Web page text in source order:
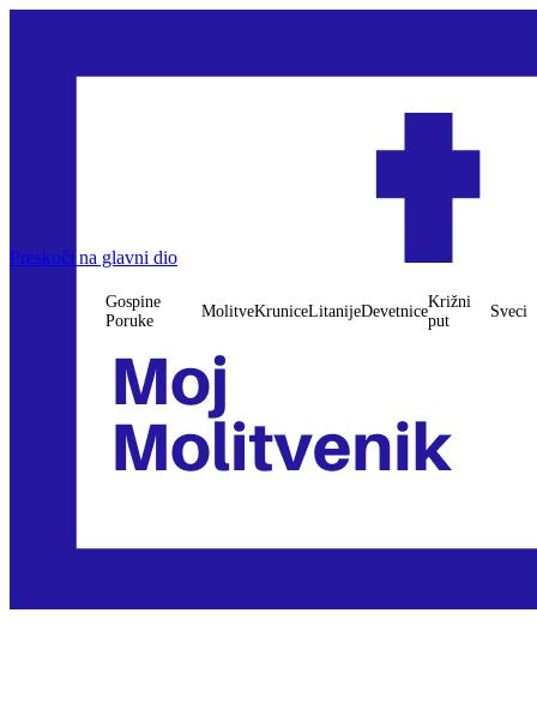
Preskoči na glavni dio
Gospine
Poruke
MolitveKruniceLitanijeDevetnice
Križni
put
Sveci